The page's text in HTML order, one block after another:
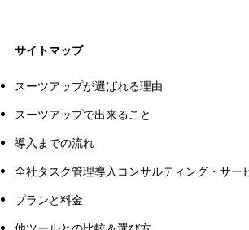
サイトマップ
スーツアップが選ばれる理由
スーツアップで出来ること
導入までの流れ
全社タスク管理導入コンサルティング・サー
プランと料金